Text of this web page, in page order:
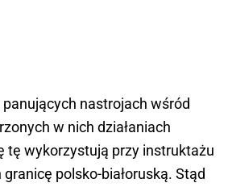
nastrojach wśród
w nich działaniach
tę wykorzystują przy instruktażu
polsko-białoruską. Stąd